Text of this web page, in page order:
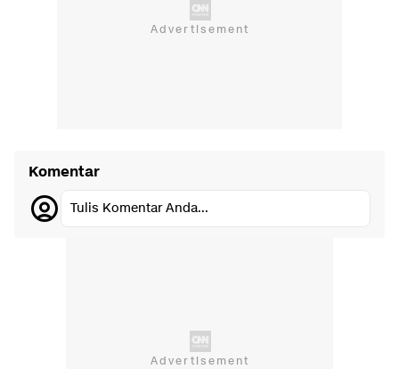
Komentar
Tulis Komentar Anda...